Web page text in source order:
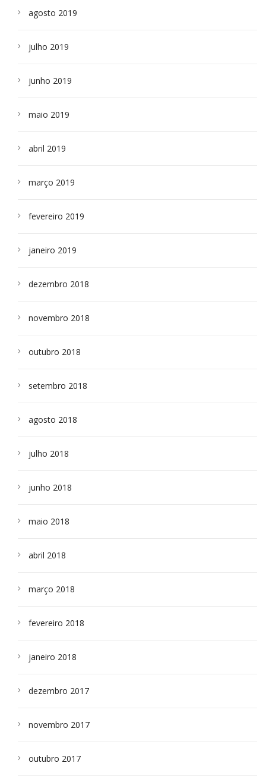
agosto 2019
julho 2019
junho 2019
maio 2019
abril 2019
março 2019
fevereiro 2019
janeiro 2019
dezembro 2018
novembro 2018
outubro 2018
setembro 2018
agosto 2018
julho 2018
junho 2018
maio 2018
abril 2018
março 2018
fevereiro 2018
janeiro 2018
dezembro 2017
novembro 2017
outubro 2017